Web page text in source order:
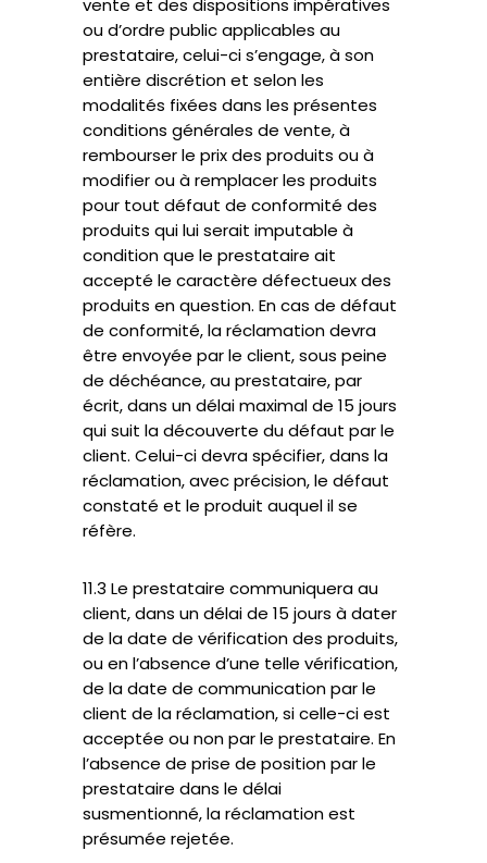
vente et des dispositions impératives
ou d’ordre public applicables au
prestataire, celui-ci s’engage, à son
entière discrétion et selon les
modalités fixées dans les présentes
conditions générales de vente, à
rembourser le prix des produits ou à
modifier ou à remplacer les produits
pour tout défaut de conformité des
produits qui lui serait imputable à
condition que le prestataire ait
accepté le caractère défectueux des
produits en question. En cas de défaut
de conformité, la réclamation devra
être envoyée par le client, sous peine
de déchéance, au prestataire, par
écrit, dans un délai maximal de 15 jours
qui suit la découverte du défaut par le
client. Celui-ci devra spécifier, dans la
réclamation, avec précision, le défaut
constaté et le produit auquel il se
réfère.
11.3 Le prestataire communiquera au
client, dans un délai de 15 jours à dater
de la date de vérification des produits,
ou en l’absence d’une telle vérification,
de la date de communication par le
client de la réclamation, si celle-ci est
acceptée ou non par le prestataire. En
l’absence de prise de position par le
prestataire dans le délai
susmentionné, la réclamation est
présumée rejetée.